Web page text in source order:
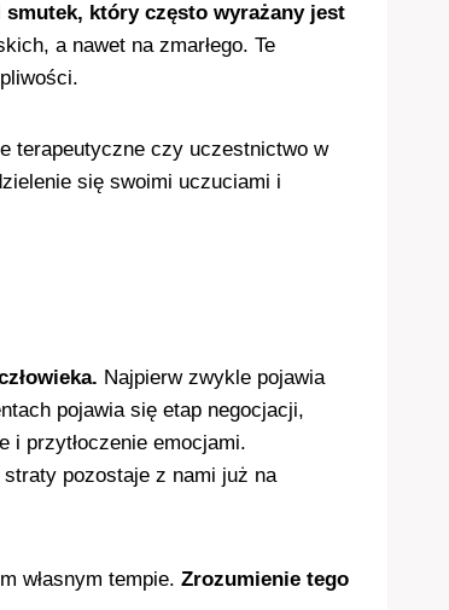
smutek, który często wyrażany jest
a nawet na zmarłego. Te
terapeutyczne czy uczestnictwo w
się swoimi uczuciami i
Najpierw zwykle pojawia
pojawia się etap negocjacji,
i przytłoczenie emocjami.
pozostaje z nami już na
własnym tempie. Zrozumienie tego